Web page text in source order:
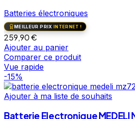
Batteries électroniques
MEILLEUR PRIX INTERNET !
259,90€
Ajouter au panier
Comparer ce produit
Vue rapide
-15%
Ajouter à ma liste de souhaits
Batterie Electronique MEDELI